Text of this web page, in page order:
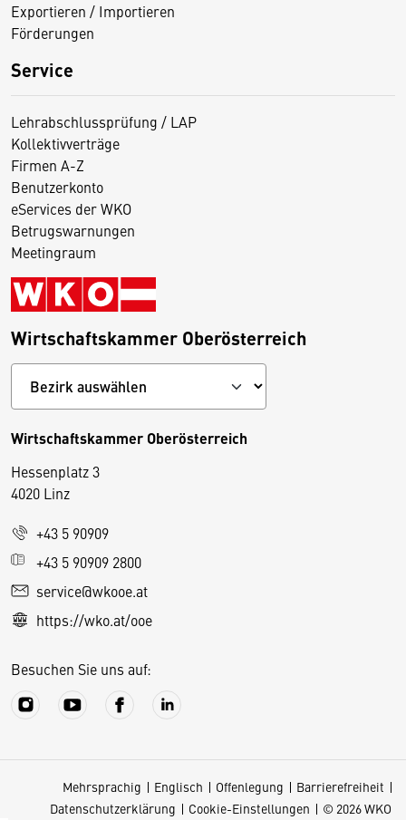
Exportieren / Importieren
Förderungen
Service
Lehrabschlussprüfung / LAP
Kollektivverträge
Firmen A-Z
Benutzerkonto
eServices der WKO
Betrugswarnungen
Meetingraum
Wirtschaftskammer Oberösterreich
Wirtschaftskammer Oberösterreich
Hessenplatz 3
4020 Linz
+43 5 90909
+43 5 90909 2800
service@wkooe.at
https://wko.at/ooe
Besuchen Sie uns auf:
Mehrsprachig Englisch Offenlegung
Barrierefreiheit
Datenschutzerklärung
Cookie-Einstellungen © 2026 WKO
D
e
s
S
e